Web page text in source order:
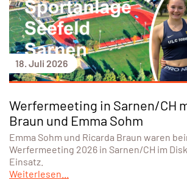
18. Juli 2026
Werfermeeting in Sarnen/CH
Braun und Emma Sohm
Emma Sohm und Ricarda Braun waren
Werfermeeting 2026 in Sarnen/CH im
Einsatz.
Weiterlesen...